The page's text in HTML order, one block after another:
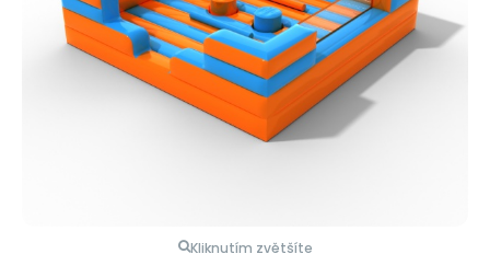
Kliknutím zvětšíte